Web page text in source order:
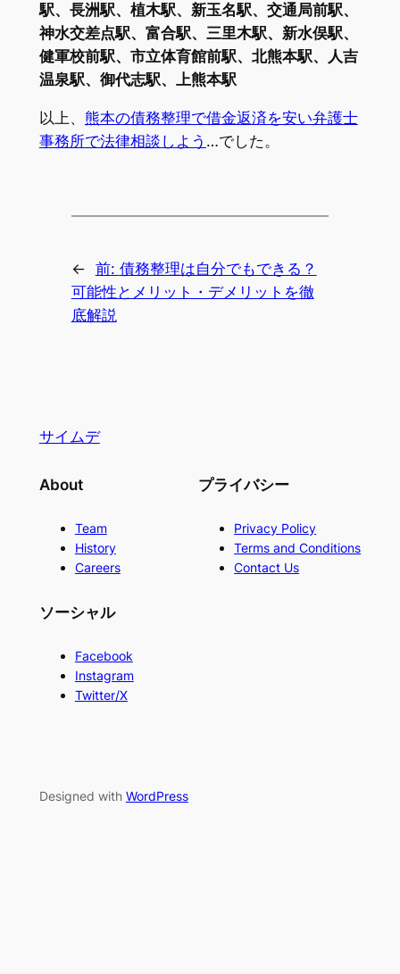
駅、長洲駅、植木駅、新玉名駅、交通局前駅、
神水交差点駅、富合駅、三里木駅、新水俣駅、
健軍校前駅、市立体育館前駅、北熊本駅、人吉
温泉駅、御代志駅、上熊本駅
以上、 熊本の債務整理で借金返済を安い弁護士
事務所で法律相談しよう …でした。
← 前: 債務整理は自分でもできる？
可能性とメリット・デメリットを徹
底解説
サイムデ
About
Team
History
Careers
プライバシー
Privacy Policy
Terms and Conditions
Contact Us
ソーシャル
Facebook
Instagram
Twitter/X
Designed with WordPress